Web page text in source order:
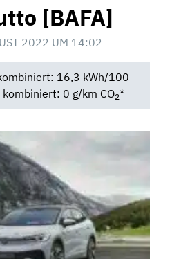
[BAFA]
2022 UM 14:02
16,3 kWh/100
kombiniert: 0 g/km CO2*